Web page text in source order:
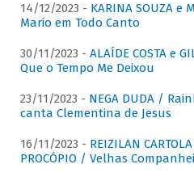
14/12/2023 - KARINA SOUZA e
Mario em Todo Canto
30/11/2023 - ALAÍDE COSTA e
Que o Tempo Me Deixou
23/11/2023 - NEGA DUDA /
canta Clementina de Jesus
16/11/2023 - REIZILAN
PROCÓPIO / Velhas